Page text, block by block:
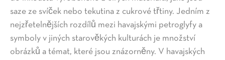
saze ze svíček nebo tekutina z cukrové třtiny. Jedním z
nejzřetelnějších rozdílů mezi havajskými petroglyfy a
symboly v jiných starověkých kulturách je množství
obrázků a témat, které jsou znázorněny. V havajských